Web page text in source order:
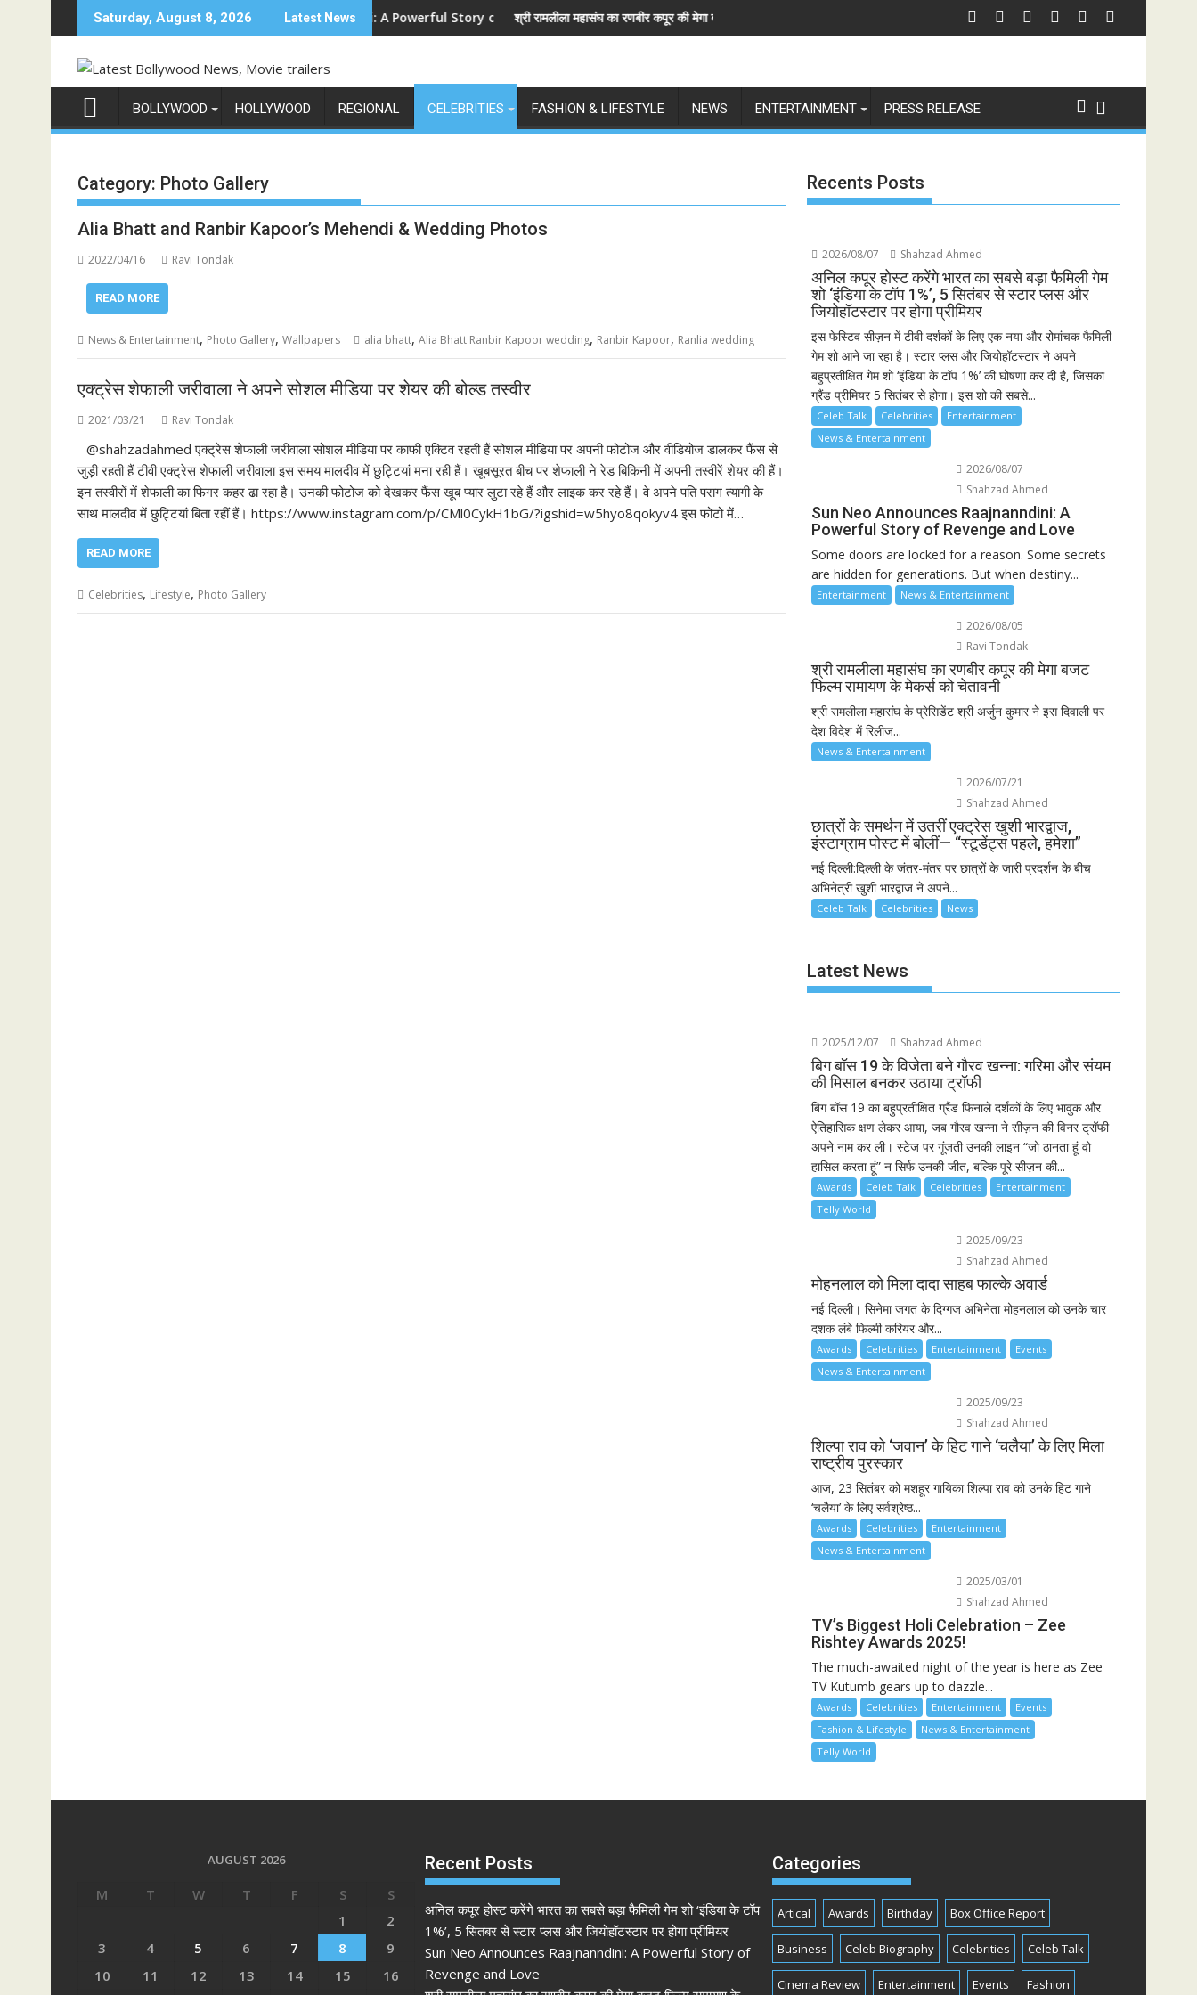
to
Saturday, August 8, 2026 Latest News
के टॉप 1%', 5 सितंबर से स्टार प्लस और जियोहॉटस्टार पर होगा प्रीमियर
Sun Neo Announces Raajnanndini: A Powerful Story of Revenge and Loveश्री रामलीला महासंघ का रणबीर कपूर की मेगा बजट फिल्म रामायण के मेकर्स को चेतावनीछात्रों के समर्थन में उतरीं एक्ट्रेस खुशी भारद्वाज, इंस्टाग्राम पोस्ट में बोलीं— "स्टूडेंट्स
BOLLYWOOD HOLLYWOOD REGIONAL CELEBRITIES FASHION & LIFESTYLE NEWS ENTERTAINMENT PRESS RELEASE
Category: Photo Gallery
Alia Bhatt and Ranbir Kapoor’s Mehendi & Wedding Photos
2022/04/16 Ravi Tondak
READ MORE
News & Entertainment, Photo Gallery, Wallpapers alia bhatt, Alia Bhatt Ranbir Kapoor wedding, Ranbir Kapoor, Ranlia wedding
एक्ट्रेस शेफाली जरीवाला ने अपने सोशल मीडिया पर शेयर की बोल्ड तस्वीर
2021/03/21 Ravi Tondak
@shahzadahmed एक्ट्रेस शेफाली जरीवाला सोशल मीडिया पर काफी एक्टिव रहती हैं सोशल मीडिया पर अपनी फोटोज और वीडियोज डालकर फैंस से
जुड़ी रहती हैं टीवी एक्ट्रेस शेफाली जरीवाला इस समय मालदीव में छुट्टियां मना रही हैं। खूबसूरत बीच पर शेफाली ने रेड बिकिनी में अपनी तस्वीरें शेयर की हैं।
इन तस्वीरों में शेफाली का फिगर कहर ढा रहा है। उनकी फोटोज को देखकर फैंस खूब प्यार लुटा रहे हैं और लाइक कर रहे हैं। वे अपने पति पराग त्यागी के
साथ मालदीव में छुट्टियां बिता रहीं हैं। https://www.instagram.com/p/CMl0CykH1bG/?igshid=w5hyo8qokyv4 इस फोटो में…
READ MORE
Celebrities, Lifestyle, Photo Gallery
Recents Posts
2026/08/07 Shahzad Ahmed
अनिल कपूर होस्ट करेंगे भारत का सबसे बड़ा फैमिली गेम
शो ‘इंडिया के टॉप 1%’, 5 सितंबर से स्टार प्लस और
जियोहॉटस्टार पर होगा प्रीमियर
इस फेस्टिव सीज़न में टीवी दर्शकों के लिए एक नया और रोमांचक फैमिली
गेम शो आने जा रहा है। स्टार प्लस और जियोहॉटस्टार ने अपने
बहुप्रतीक्षित गेम शो ‘इंडिया के टॉप 1%’ की घोषणा कर दी है, जिसका
ग्रैंड प्रीमियर 5 सितंबर से होगा। इस शो की सबसे...
Celeb Talk Celebrities
Entertainment
News & Entertainment
2026/08/07
Shahzad Ahmed
Sun Neo Announces Raajnanndini: A
Powerful Story of Revenge and Love
Some doors are locked for a reason. Some secrets
are hidden for generations. But when destiny...
Entertainment News & Entertainment
2026/08/05
Ravi Tondak
श्री रामलीला महासंघ का रणबीर कपूर की मेगा बजट
फिल्म रामायण के मेकर्स को चेतावनी
श्री रामलीला महासंघ के प्रेसिडेंट श्री अर्जुन कुमार ने इस दिवाली पर
देश विदेश में रिलीज...
News & Entertainment
2026/07/21
Shahzad Ahmed
छात्रों के समर्थन में उतरीं एक्ट्रेस खुशी भारद्वाज,
इंस्टाग्राम पोस्ट में बोलीं— “स्टूडेंट्स पहले, हमेशा”
नई दिल्ली:दिल्ली के जंतर-मंतर पर छात्रों के जारी प्रदर्शन के बीच
अभिनेत्री खुशी भारद्वाज ने अपने...
Celeb Talk Celebrities News
Latest News
2025/12/07 Shahzad Ahmed
बिग बॉस 19 के विजेता बने गौरव खन्ना: गरिमा और संयम
की मिसाल बनकर उठाया ट्रॉफी
बिग बॉस 19 का बहुप्रतीक्षित ग्रैंड फिनाले दर्शकों के लिए भावुक और
ऐतिहासिक क्षण लेकर आया, जब गौरव खन्ना ने सीज़न की विनर ट्रॉफी
अपने नाम कर ली। स्टेज पर गूंजती उनकी लाइन “जो ठानता हूं वो
हासिल करता हूं” न सिर्फ उनकी जीत, बल्कि पूरे सीज़न की...
Awards Celeb Talk Celebrities
Entertainment
Telly World
2025/09/23
Shahzad Ahmed
मोहनलाल को मिला दादा साहब फाल्के अवार्ड
नई दिल्ली। सिनेमा जगत के दिग्गज अभिनेता मोहनलाल को उनके चार
दशक लंबे फिल्मी करियर और...
Awards Celebrities Entertainment
Events
News & Entertainment
2025/09/23
Shahzad Ahmed
शिल्पा राव को ‘जवान’ के हिट गाने ‘चलैया’ के लिए मिला
राष्ट्रीय पुरस्कार
आज, 23 सितंबर को मशहूर गायिका शिल्पा राव को उनके हिट गाने
‘चलैया’ के लिए सर्वश्रेष्ठ...
Awards Celebrities
Entertainment
News & Entertainment
2025/03/01
Shahzad Ahmed
TV’s Biggest Holi Celebration – Zee
Rishtey Awards 2025!
The much-awaited night of the year is here as Zee
TV Kutumb gears up to dazzle...
Awards Celebrities Entertainment
Events
Fashion & Lifestyle
News & Entertainment
Telly World
AUGUST 2026
M T W T F S
S
1
2
3
4 5 6 7 8
9
10
11 12 13 14 15
16
Recent Posts
अनिल कपूर होस्ट करेंगे भारत का सबसे बड़ा फैमिली गेम शो ‘इंडिया के टॉप
1%’, 5 सितंबर से स्टार प्लस और जियोहॉटस्टार पर होगा प्रीमियर
Sun Neo Announces Raajnanndini: A Powerful Story of
Revenge and Love
Categories
Artical Awards Birthday Box Office Report
Business Celeb Biography Celebrities Celeb Talk
Cinema Review Entertainment Events Fashion